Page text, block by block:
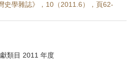
史學雜誌》，10（2011.6），頁62-
類目 2011 年度